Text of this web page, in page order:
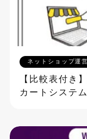
ネットショップ運営
【比較表付き
カートシステ